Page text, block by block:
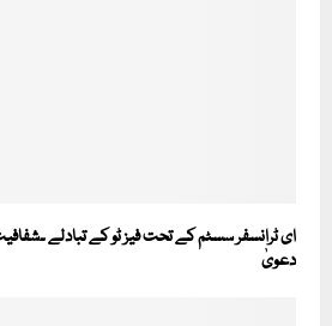
ای ٹرانسفر سسٹم کے تحت فیز ٹو کے تبادلے
دعویٰ